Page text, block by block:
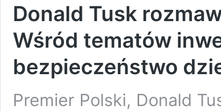
Donald Tusk
Wśród tematów
bezpieczeństwo
Premier Polski, Donald